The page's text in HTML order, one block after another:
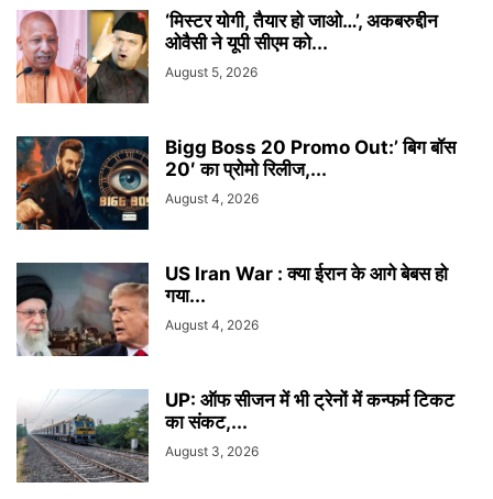
‘मिस्टर योगी, तैयार हो जाओ…’, अकबरुद्दीन
ओवैसी ने यूपी सीएम को...
August 5, 2026
Bigg Boss 20 Promo Out:’ बिग बॉस
20′ का प्रोमो रिलीज,...
August 4, 2026
US Iran War : क्या ईरान के आगे बेबस हो
गया...
August 4, 2026
UP: ऑफ सीजन में भी ट्रेनों में कन्फर्म टिकट
का संकट,...
August 3, 2026